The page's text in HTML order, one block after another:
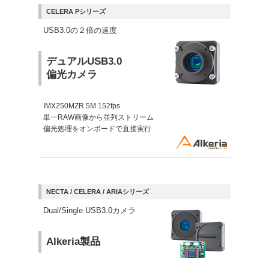
CELERA Pシリーズ
USB3.0の２倍の速度
デュアルUSB3.0
偏光カメラ
IMX250MZR 5M 152fps
単一RAW画像から並列ストリーム
偏光処理をオンボードで直接実行
NECTA / CELERA / ARIAシリーズ
Dual/Single USB3.0カメラ
Alkeria製品